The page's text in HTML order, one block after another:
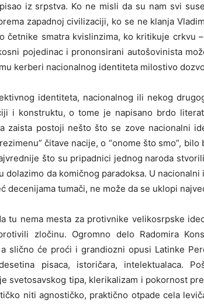
iz srpstva. Ko ne misli da su nam svi
zapadnoj civilizaciji, ko se ne klanja
četnike smatra kvislinzima, ko kritikuje crkvu
pojedinac i prononsirani autošovinista
kerberi nacionalnog identiteta milostivo
identiteta, nacionalnog ili nekog
i konstruktu, o tome je napisano brdo
zaista postoji nešto što se zove nacionalni
čitave nacije, o “onome što smo”,
što su pripadnici jednog naroda
dolazimo da komičnog paradoksa. U
decenijama tumači, ne može da se uklopi
tu nema mesta za protivnike velikosrpske
zločinu. Ogromno delo Radomira
slično će proći i grandiozni opusi Latinke
pisaca, istoričara, intelektualaca.
svetosavskog tipa, klerikalizam i pokornost
niti agnostičko, praktično otpade cela